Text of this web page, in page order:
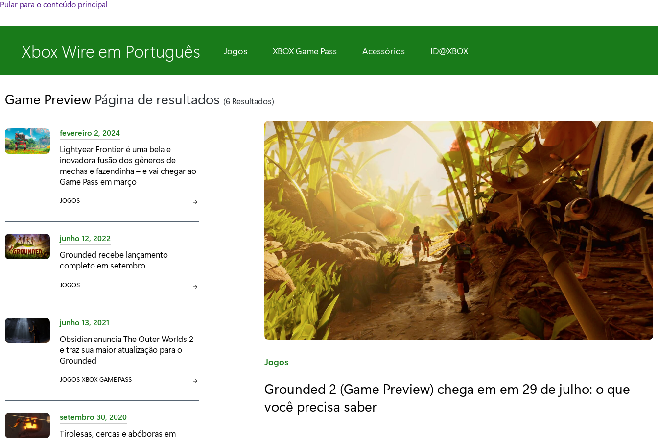
Pular para o conteúdo principal
Xbox Wire em Português Jogos XBOX Game Pass Acessórios ID@XBOX
Game Preview Página de resultados (6 Resultados)
C
t
e
Jogos
Grounded 2 (Game Preview) chega em em 29 de julho: o que
você precisa saber
fevereiro 2, 2024
Lightyear Frontier é uma bela e
inovadora fusão dos gêneros de
mechas e fazendinha – e vai chegar ao
Game Pass em março
C
T
G
O
R
A
JOGOS
junho 12, 2022
Grounded recebe lançamento
completo em setembro
C
T
G
O
R
I
:
JOGOS
junho 13, 2021
Obsidian anuncia The Outer Worlds 2
e traz sua maior atualização para o
Grounded
C
T
G
O
JOGOS C
T
G
O
XBOX GAME PASS
setembro 30, 2020
Tirolesas, cercas e abóboras em